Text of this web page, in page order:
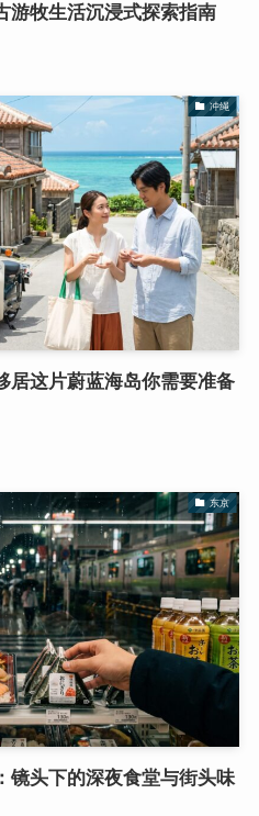
游牧生活沉浸式探索指南
冲绳
居这片蔚蓝海岛你需要准备
东京
镜头下的深夜食堂与街头味